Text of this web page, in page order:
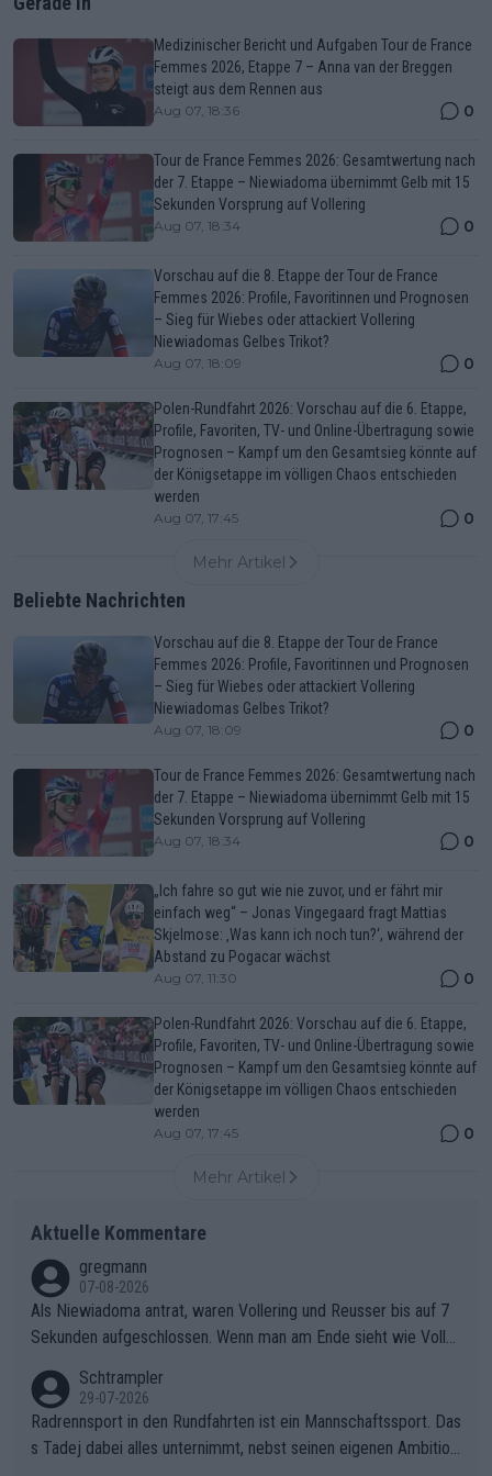
Medizinischer Bericht und Aufgaben Tour de France
Femmes 2026, Etappe 7 – Anna van der Breggen
steigt aus dem Rennen aus
Aug 07, 18:36 0
Tour de France Femmes 2026: Gesamtwertung nach
der 7. Etappe – Niewiadoma übernimmt Gelb mit 15
Sekunden Vorsprung auf Vollering
Aug 07, 18:34 0
Vorschau auf die 8. Etappe der Tour de France
Femmes 2026: Profile, Favoritinnen und Prognosen
– Sieg für Wiebes oder attackiert Vollering
Niewiadomas Gelbes Trikot?
Aug 07, 18:09 0
Polen-Rundfahrt 2026: Vorschau auf die 6. Etappe,
Profile, Favoriten, TV- und Online-Übertragung sowie
Prognosen – Kampf um den Gesamtsieg könnte auf
der Königsetappe im völligen Chaos entschieden
werden
Aug 07, 17:45 0
Mehr Artikel
Beliebte Nachrichten
Vorschau auf die 8. Etappe der Tour de France
Femmes 2026: Profile, Favoritinnen und Prognosen
– Sieg für Wiebes oder attackiert Vollering
Niewiadomas Gelbes Trikot?
Aug 07, 18:09 0
Tour de France Femmes 2026: Gesamtwertung nach
der 7. Etappe – Niewiadoma übernimmt Gelb mit 15
Sekunden Vorsprung auf Vollering
Aug 07, 18:34 0
„Ich fahre so gut wie nie zuvor, und er fährt mir
einfach weg“ – Jonas Vingegaard fragt Mattias
Skjelmose: ‚Was kann ich noch tun?‘, während der
Abstand zu Pogacar wächst
Aug 07, 11:30 0
Polen-Rundfahrt 2026: Vorschau auf die 6. Etappe,
Profile, Favoriten, TV- und Online-Übertragung sowie
Prognosen – Kampf um den Gesamtsieg könnte auf
der Königsetappe im völligen Chaos entschieden
werden
Aug 07, 17:45 0
Mehr Artikel
Aktuelle Kommentare
gregmann
07-08-2026
Als Niewiadoma antrat, waren Vollering und Reusser bis auf 7
Sekunden aufgeschlossen. Wenn man am Ende sieht wie Voller
ering die 7 Sekunden zu Niewiadoma nicht geschlossen hat un
d den Abstand hat anwachsen lassen. Ein schwerer taktischer
Fehler, der den Tour Sieg kosten wird.Diese Beobachtung trifft
Schtrampler
29-07-2026
Radrennsport in den Rundfahrten ist ein Mannschaftssport. Das
s Tadej dabei alles unternimmt, nebst seinen eigenen Ambition